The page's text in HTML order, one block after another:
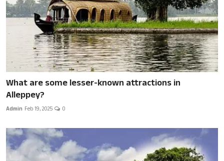
What are some lesser-known attractions in
Alleppey?
Admin Feb 19, 2025 0